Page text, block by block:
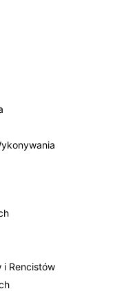
i Rencistów